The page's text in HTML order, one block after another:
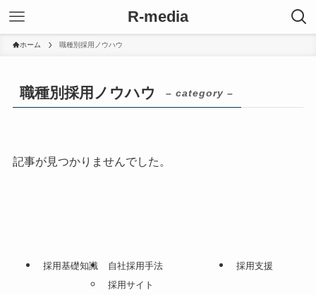
R-media
ホーム 職種別採用ノウハウ
職種別採用ノウハウ – category –
記事が見つかりませんでした。
採用基礎知識
自社採用手法
採用サイト
採用支援